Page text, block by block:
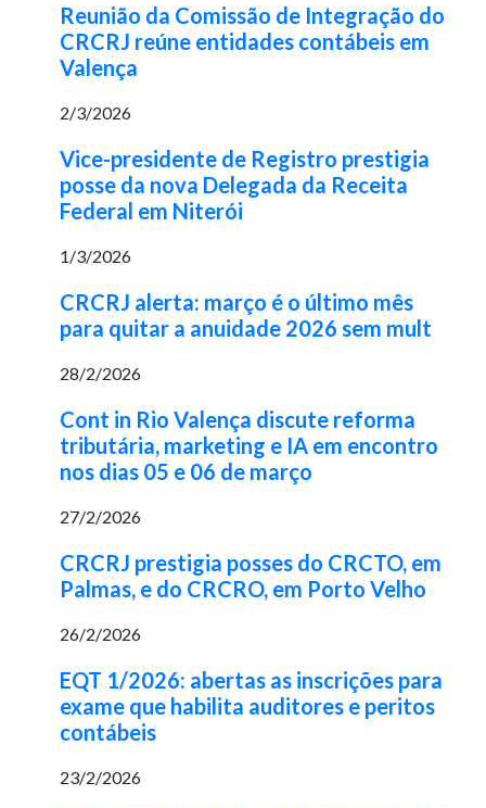
Reunião da Comissão de Integração do
CRCRJ reúne entidades contábeis em
Valença
2/3/2026
Vice-presidente de Registro prestigia
posse da nova Delegada da Receita
Federal em Niterói
1/3/2026
CRCRJ alerta: março é o último mês
para quitar a anuidade 2026 sem mult
28/2/2026
Cont in Rio Valença discute reforma
tributária, marketing e IA em encontro
nos dias 05 e 06 de março
27/2/2026
CRCRJ prestigia posses do CRCTO, em
Palmas, e do CRCRO, em Porto Velho
26/2/2026
EQT 1/2026: abertas as inscrições para
exame que habilita auditores e peritos
contábeis
23/2/2026